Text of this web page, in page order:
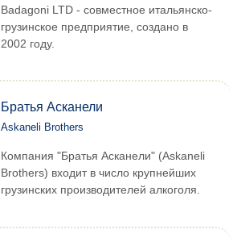
Badagoni LTD - совместное итальянско-
грузинское предприятие, создано в
2002 году.
Братья Асканели
Askaneli Brothers
Компания "Братья Асканели" (Askaneli
Brothers) входит в число крупнейших
грузинских производителей алкоголя.